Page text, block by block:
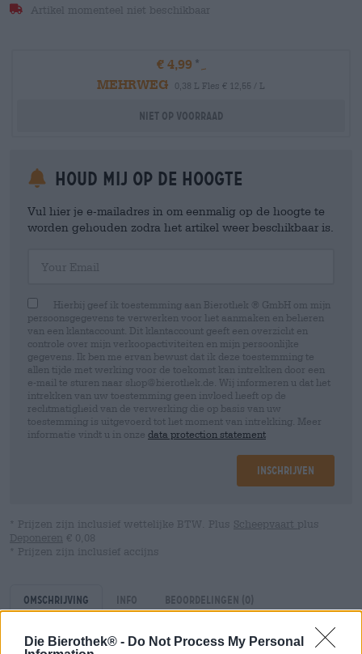
Die Bierothek® - Do Not Process My Personal
Artikel momenteel niet beschikbaar
€ 4,99
MEHRWEG
0,38 L Fles € 12,55 / L
Niet op voorraad
Houd mij op de hoogte
Vul hier je e-mailadres in om eenmalig op de hoogte te
worden gehouden zodra het artikel weer beschikbaar is.
Hierbij geef ik toestemming aan Bierothek ® GmbH om mijn
persoonsgegevens te verwerken voor het aanmaken en beheren
van een klantaccount. Dit klantaccount geeft een overzicht en
controle over mijn verkoopactiviteiten en mijn persoonlijke
gegevens. Ik ben me ervan bewust dat ik deze toestemming te
allen tijde met werking voor de toekomst kan intrekken door een
e-mail te sturen naar shop@bierothek.de. Wij informeren u dat het
intrekken van uw toestemming geen invloed heeft op de
rechtmatigheid van de verwerking die op basis van uw
toestemming is uitgevoerd tot het moment van intrekking. Meer
informatie vindt u in onze data protection statement
Inschrijven
* Prijzen zijn inclusief wettelijke BTW. Plus Scheepvaart plus
Deponeren € 0,08
* Prijzen zijn inclusief accijns
Omschrijving Info Beoordelingen (0)